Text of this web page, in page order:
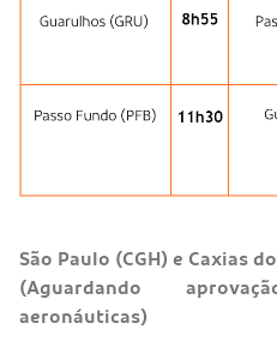
São Paulo (CGH) e Caxias
(Aguardando
aeronáuticas)